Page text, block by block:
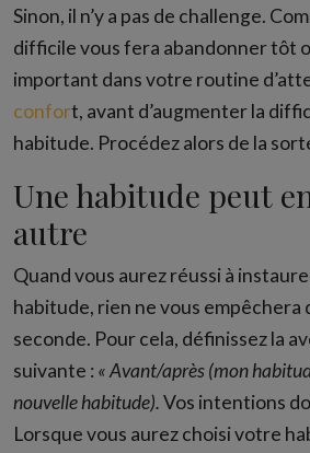
Sinon, il n’y a pas de challenge.
difficile vous fera abandonner tôt
important dans votre routine
confort, avant d’augmenter la
habitude. Procédez alors de la
Une habitude peut
autre
Quand vous aurez réussi à
habitude, rien ne vous empêchera
seconde. Pour cela, définissez la
suivante : « Avant/après (mon
nouvelle habitude).Vos intentions
Lorsque vous aurez choisi votre